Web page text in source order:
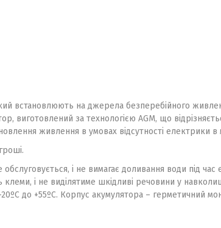
встановлюють на джерела безперебійного
виготовлений за технологією AGM, що
живлення в умовах відсутності електрики в
і не вимагає доливання води під
клеми, і не виділятиме шкідливі речовини у
до +55ºС. Корпус акумулятора – герметичний